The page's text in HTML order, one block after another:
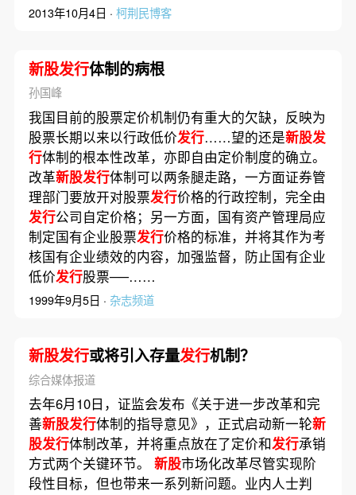
2013年10月4日 · 柯荆民博客
新股发行体制的病根
孙国峰
我国目前的股票定价机制仍有重大的欠缺，反映为
股票长期以来以行政低价发行……望的还是新股发
行体制的根本性改革，亦即自由定价制度的确立。
改革新股发行体制可以两条腿走路，一方面证券管
理部门要放开对股票发行价格的行政控制，完全由
发行公司自定价格；另一方面，国有资产管理局应
制定国有企业股票发行价格的标准，并将其作为考
核国有企业绩效的内容，加强监督，防止国有企业
低价发行股票──……
1999年9月5日 · 杂志频道
新股发行或将引入存量发行机制？
综合媒体报道
去年6月10日，证监会发布《关于进一步改革和完
善新股发行体制的指导意见》，正式启动新一轮新
股发行体制改革，并将重点放在了定价和发行承销
方式两个关键环节。 新股市场化改革尽管实现阶
段性目标，但也带来一系列新问题。业内人士判